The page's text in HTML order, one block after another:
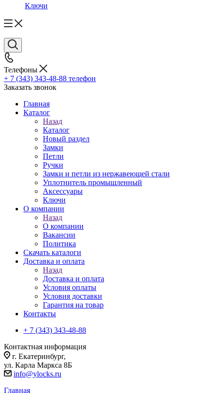
Ключи
Телефоны
+ 7 (343) 343-48-88 телефон
Заказать звонок
Главная
Каталог
Назад
Каталог
Новый раздел
Замки
Петли
Ручки
Замки и петли из нержавеющей стали
Уплотнитель промышленный
Аксессуары
Ключи
О компании
Назад
О компании
Вакансии
Политика
Скачать каталоги
Доставка и оплата
Назад
Доставка и оплата
Условия оплаты
Условия доставки
Гарантия на товар
Контакты
+ 7 (343) 343-48-88
Контактная информация
г. Екатеринбург,
ул. Карла Маркса 8Б
info@ylocks.ru
Главная